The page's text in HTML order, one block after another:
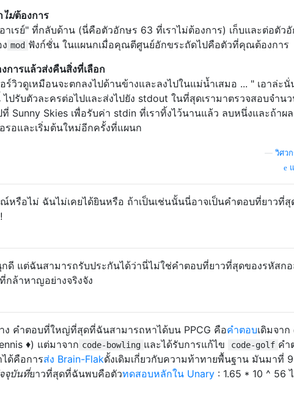
KonKat's.
is waiting.
The Underground.
4th left.
Riverview Bridge.
1st left.
1st right 1st left 1st right.
The Underground.
1st right 1st right 2nd right.
Sunny Skies Park.
3rd left 2nd left 1st left.
ไม่ต้องการ
าเรย์" ที่กลับด้าน (นี่คือตัวอักษร 63 ที่เราไม่ต้องการ) เก็บและต่อตัว
mod ฟังก์ชั่น ในแผนกเมื่อคุณตีศูนย์อักขระถัดไปคือตัวที่คุณต้องการ
การแล้วส่งคืนสิ่งที่เลือก
ร์วิวดูเหมือนจะตกลงไปด้านข้างและลงไปในแม่น้ำเสมอ ... " เอาล่ะนั่
ปรับตัวละครต่อไปและส่งไปยัง stdout ในที่สุดเรามาตรวจสอบจำน
Sunny Skies เพื่อรับค่า stdin ที่เราทิ้งไว้นานแล้ว ลบหนึ่งและถ้าผ
รอและเริ่มต้นใหม่อีกครั้งที่แผนก
วิศว
หรือไม่ ฉันไม่เคยได้ยินหรือ ถ้าเป็นเช่นนั้นนี่อาจเป็นคำตอบที่ยาวที่สุ
กดี แต่ฉันสามารถรับประกันได้ว่านี่ไม่ใช่คำตอบที่ยาวที่สุดของรหัสก
ที่กล้าหาญอย่างจริงจัง
ง คำตอบที่ใหญ่ที่สุดที่ฉันสามารถหาได้บน PPCG คือคำตอบเดิมจาก
♦) แต่มาจาก code-bowling และได้รับการแก้ไข code-golf คำ
ด้คือการส่ง Brain-Flakดั้งเดิมเกี่ยวกับความท้าทายพื้นฐาน มันมาที่
จุบันที่ยาวที่สุดที่ฉันพบคือตัวทดสอบหลักใน Unary : 1.65 * 10 ^ 56